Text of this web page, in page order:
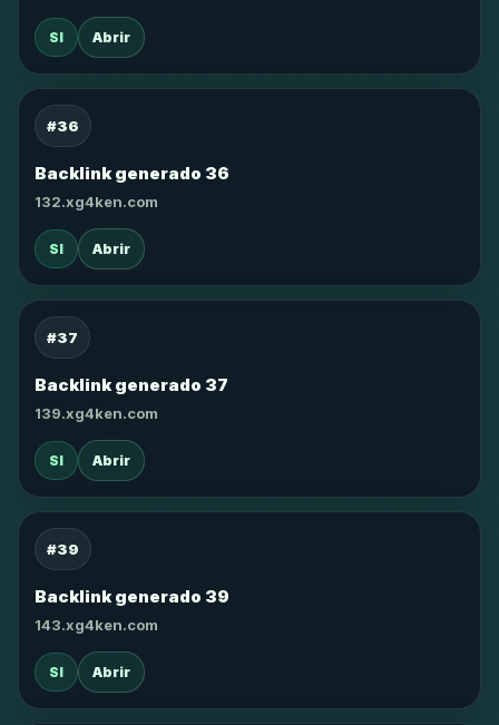
SI Abrir
#36
Backlink generado 36
132.xg4ken.com
SI Abrir
#37
Backlink generado 37
139.xg4ken.com
SI Abrir
#39
Backlink generado 39
143.xg4ken.com
SI Abrir